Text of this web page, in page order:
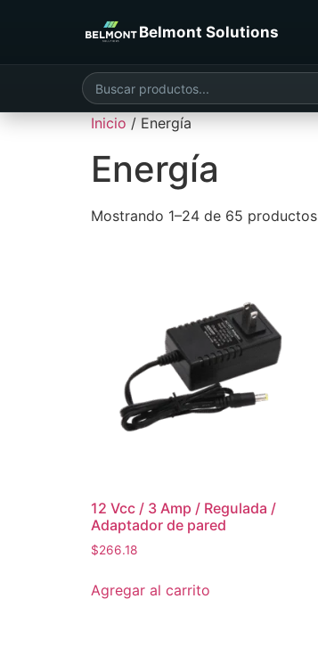
Belmont Solutions
Inicio / Energía
Energía
Mostrando 1–24 de 65 productos
12 Vcc / 3 Amp / Regulada /
Adaptador de pared
$266.18
Agregar al carrito